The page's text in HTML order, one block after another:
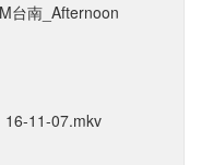
台南_Afternoon
11-07.mkv